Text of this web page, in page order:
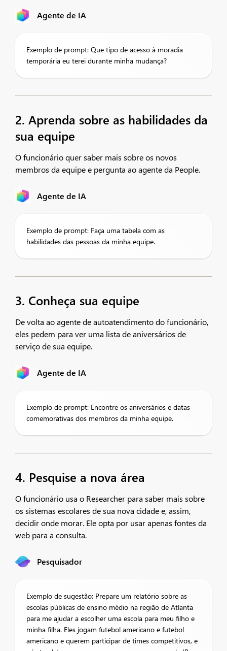
Agente de IA
Exemplo de prompt: Que tipo de acesso à moradia
temporária eu terei durante minha mudança?
2. Aprenda sobre as habilidades da
sua equipe
O funcionário quer saber mais sobre os novos
membros da equipe e pergunta ao agente da People.
Agente de IA
Exemplo de prompt: Faça uma tabela com as
habilidades das pessoas da minha equipe.
3. Conheça sua equipe
De volta ao agente de autoatendimento do funcionário,
eles pedem para ver uma lista de aniversários de
serviço de sua equipe.
Agente de IA
Exemplo de prompt: Encontre os aniversários e datas
comemorativas dos membros da minha equipe.
4. Pesquise a nova área
O funcionário usa o Researcher para saber mais sobre
os sistemas escolares de sua nova cidade e, assim,
decidir onde morar. Ele opta por usar apenas fontes da
web para a consulta.
Pesquisador
Exemplo de sugestão: Prepare um relatório sobre as
escolas públicas de ensino médio na região de Atlanta
para me ajudar a escolher uma escola para meu filho e
minha filha. Eles jogam futebol americano e futebol
americano e querem participar de times competitivos, e